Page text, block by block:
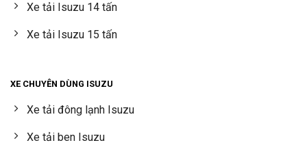
Xe tải Isuzu 14 tấn
Xe tải Isuzu 15 tấn
XE CHUYÊN DÙNG ISUZU
Xe tải đông lạnh Isuzu
Xe tải ben Isuzu